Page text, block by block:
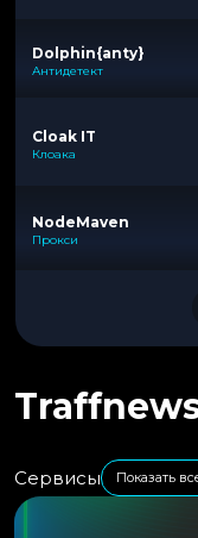
Dolphin{anty}
Антидетект
Cloak IT
Клоака
NodeMaven
Прокси
Сервисы Показать